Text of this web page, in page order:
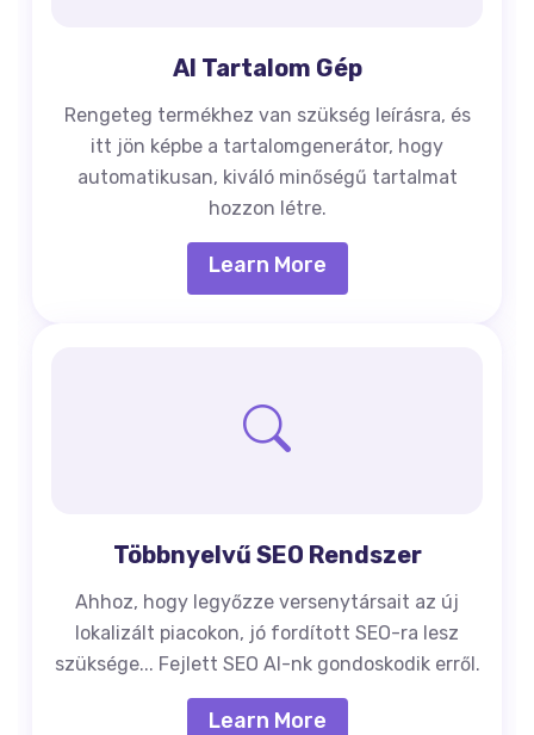
AI Tartalom Gép
Rengeteg termékhez van szükség leírásra, és
itt jön képbe a tartalomgenerátor, hogy
automatikusan, kiváló minőségű tartalmat
hozzon létre.
Learn More
Többnyelvű SEO Rendszer
Ahhoz, hogy legyőzze versenytársait az új
lokalizált piacokon, jó fordított SEO-ra lesz
szüksége... Fejlett SEO AI-nk gondoskodik erről.
Learn More